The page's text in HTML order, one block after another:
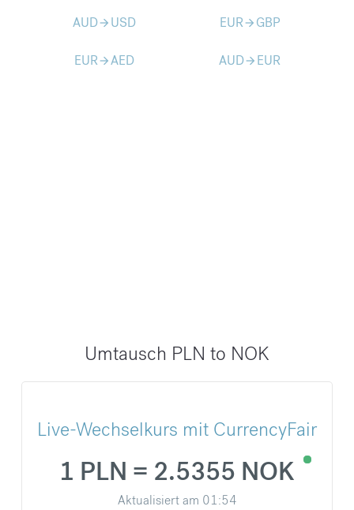
AUDarrow_forward USD EURarrow_forward GBP
EURarrow_forwardAED AUDarrow_forward EUR
Umtausch PLN to NOK
Live-Wechselkurs mit CurrencyFair
1 PLN = 2.5355 NOK
Aktualisiert am 01:54